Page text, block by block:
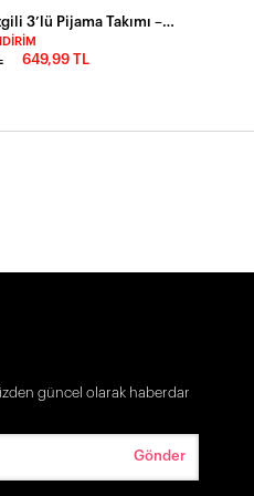
Kadın Çizgili 3’lü Pijama Takımı – Gömlek Büstiyer Şort Takım
649,99 TL
güncel olarak haberdar
Gönder